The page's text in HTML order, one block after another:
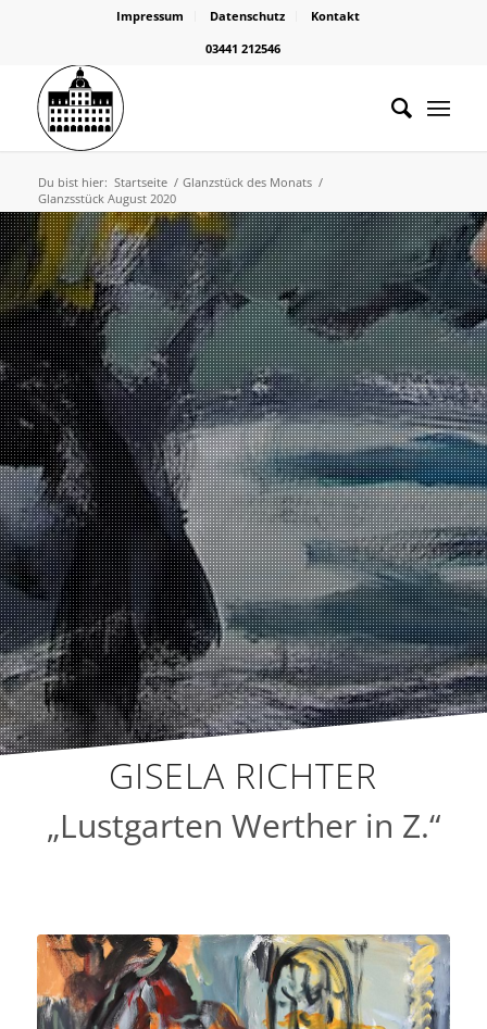
Impressum Datenschutz
Kontakt
03441 212546
Du bist hier: Startseite / Glanzstück des Monats /
Glanzsstück August 2020
GISELA RICHTER
„Lustgarten Werther in Z.“